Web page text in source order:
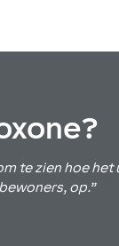
te zien hoe
op.”